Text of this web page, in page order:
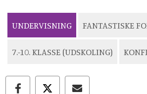
UNDERVISNING FANTASTISKE
7.-10. KLASSE (UDSKOLING)